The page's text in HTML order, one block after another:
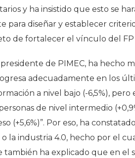
y ha insistido que esto se
para diseñar y establecer
de fortalecer el vínculo del FP
de PIMEC, ha hecho
adecuadamente en los
a nivel bajo (-6,5%),
de nivel intermedio
(+5,6%)”. Por eso, ha
o la industria 4.0, hecho por el
también ha explicado que en